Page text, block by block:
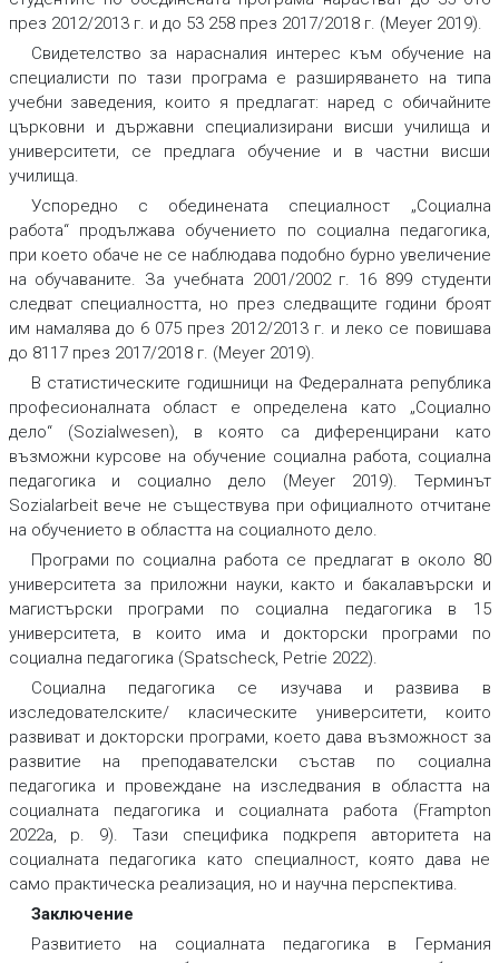
през 2012/2013 г. и до 53 258 през 2017/2018 г. (Meyer 2019).
Свидетелство за нарасналия интерес към обучение на
специалисти по тази програма е разширяването на типа
учебни заведения, които я предлагат: наред с обичайните
църковни и държавни специализирани висши училища и
университети, се предлага обучение и в частни висши
училища.
Успоредно с обединената специалност „Социална
работа“ продължава обучението по социална педагогика,
при което обаче не се наблюдава подобно бурно увеличение
на обучаваните. За учебната 2001/2002 г. 16 899 студенти
следват специалността, но през следващите години броят
им намалява до 6 075 през 2012/2013 г. и леко се повишава
до 8117 през 2017/2018 г. (Meyer 2019).
В статистическите годишници на Федералната република
професионалната област е определена като „Социално
дело“ (Sozialwesen), в която са диференцирани като
възможни курсове на обучение социална работа, социална
педагогика и социално дело (Meyer 2019). Терминът
Sozialarbeit вече не съществува при официалното отчитане
на обучението в областта на социалното дело.
Програми по социална работа се предлагат в около 80
университета за приложни науки, както и бакалавърски и
магистърски програми по социална педагогика в 15
университета, в които има и докторски програми по
социална педагогика (Spatscheck, Petrie 2022).
Социална педагогика се изучава и развива в
изследователските/ класическите университети, които
развиват и докторски програми, което дава възможност за
развитие на преподавателски състав по социална
педагогика и провеждане на изследвания в областта на
социалната педагогика и социалната работа (Frampton
2022а, р. 9). Тази специфика подкрепя авторитета на
социалната педагогика като специалност, която дава не
само практическа реализация, но и научна перспектива.
Заключение
Развитието на социалната педагогика в Германия